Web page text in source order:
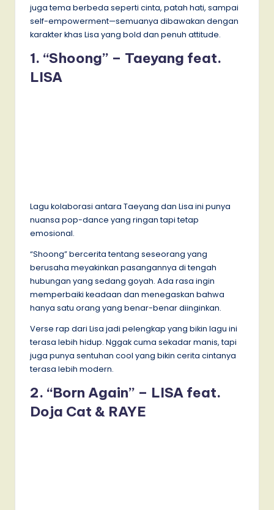
juga tema berbeda seperti cinta, patah hati, sampai
self-empowerment—semuanya dibawakan dengan
karakter khas Lisa yang bold dan penuh attitude.
1. “Shoong” – Taeyang feat.
LISA
Lagu kolaborasi antara Taeyang dan Lisa ini punya
nuansa pop-dance yang ringan tapi tetap
emosional.
“Shoong” bercerita tentang seseorang yang
berusaha meyakinkan pasangannya di tengah
hubungan yang sedang goyah. Ada rasa ingin
memperbaiki keadaan dan menegaskan bahwa
hanya satu orang yang benar-benar diinginkan.
Verse rap dari Lisa jadi pelengkap yang bikin lagu ini
terasa lebih hidup. Nggak cuma sekadar manis, tapi
juga punya sentuhan cool yang bikin cerita cintanya
terasa lebih modern.
2. “Born Again” – LISA feat.
Doja Cat & RAYE